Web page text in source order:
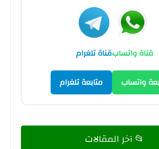
قناة واتسابقناة تلغرام
واتساب متابعة تلغرام
📂 آخر المقالات